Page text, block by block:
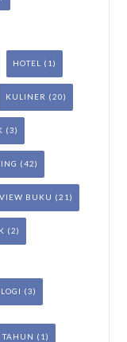
HOTEL (1)
KULINER (20)
(3)
(42)
BUKU (21)
(2)
(3)
TAHUN (1)